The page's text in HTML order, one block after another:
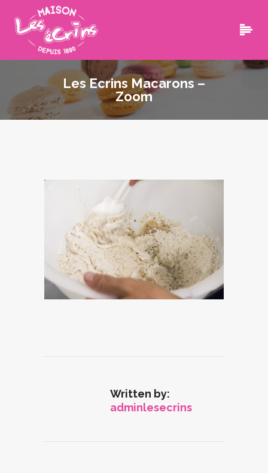
Les Ecrins Macarons –
Zoom
Written by:
adminlesecrins